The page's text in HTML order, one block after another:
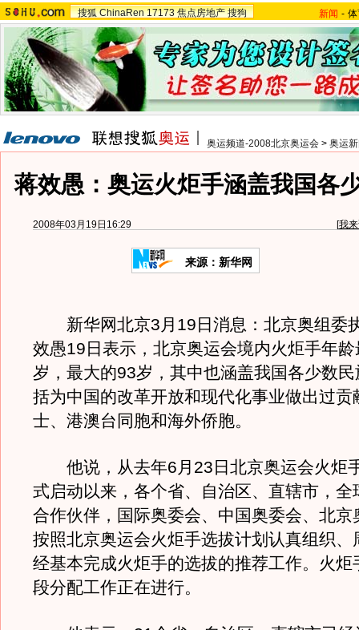
搜狐 ChinaRen 17173 焦点房地产 搜狗 新闻 -
奥运频道-2008北京奥运会 > 奥运
蒋效愚：奥运火炬手涵盖我国各
2008年03月19日16:29 [我
来源：新华网
新华网北京3月19日消息：北京奥组委
效愚19日表示，北京奥运会境内火炬手年
岁，最大的93岁，其中也涵盖我国各少数
括为中国的改革开放和现代化事业做出过贡
士、港澳台同胞和海外侨胞。
他说，从去年6月23日北京奥运会火炬
式启动以来，各个省、自治区、直辖市，全
合作伙伴，国际奥委会、中国奥委会、北京
按照北京奥运会火炬手选拔计划认真组织、
经基本完成火炬手的选拔的推荐工作。火炬
段分配工作正在进行。